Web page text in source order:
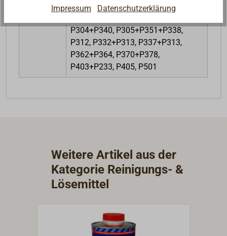
P102, P210, P240, P241, P242, P243,
P304+P340, P305+P351+P338,
P312, P332+P313, P337+P313,
P362+P364, P370+P378,
P403+P233, P405, P501
Weitere Artikel aus der
Kategorie Reinigungs- &
Lösemittel
Impressum Datenschutzerklärung